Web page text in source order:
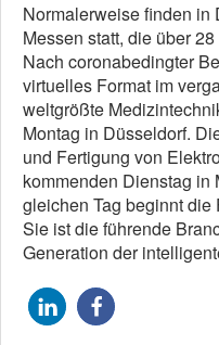
Normalerweise finden in
Messen statt, die über
Nach coronabedingter
virtuelles Format im
weltgrößte
Montag in Düsseldorf.
und Fertigung von
kommenden Dienstag in
gleichen Tag beginnt die
Sie ist die führende
Generation der